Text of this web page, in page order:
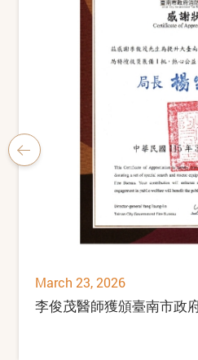
March 23, 2026
李俊茂醫師獲頒臺南市政